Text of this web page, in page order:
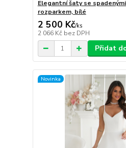
Elegantní šaty se
rozparkem, bílé
2 500 Kč/ks
2 066 Kč bez DPH
Přidat
Novinka